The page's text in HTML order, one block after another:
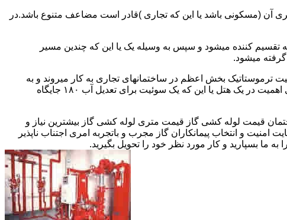
آن (مسکونی باشد یا این که تجاری )قادر است مضاعف متنوع باشد.در
کننده میشود و سپس به وسیله یک یا این که چندین مسیر
میشود.
بخش اعظم در ساختمانهای تجاری به کار میروند و به
مقادیر آب متعددی نیاز دارا هستند.این شیرها آب خروجی از دیگ یا این که آبگرمکن را به دمای پایینتری تعدیل میکنند.مثلا یک شیر دارای اهمیت در یک هتل یا این که یک سوئیت برای تعدیل آب ۱۸۰ جایگاه
قیمت لوله کشی گاز قیمت متری لوله کشی گاز بیشترین نیاز و
و انتخاب پیمانکاران گاز مجرب و باتجربه امری اجتناب ناپذیر
ما بسپارید و کار مورد نظر خود را تحویل بگیرید.